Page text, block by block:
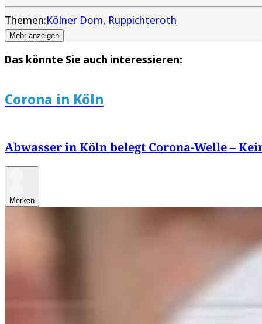
Themen:Kölner Dom Ruppichteroth
Mehr anzeigen
Das könnte Sie auch interessieren:
Corona in Köln
Abwasser in Köln belegt Corona-Welle –
Merken